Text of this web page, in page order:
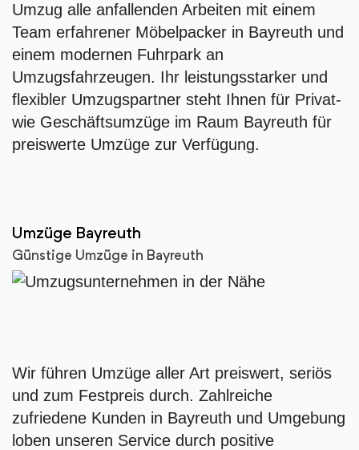
Umzug alle anfallenden Arbeiten mit einem
Team erfahrener Möbelpacker in Bayreuth und
einem modernen Fuhrpark an
Umzugsfahrzeugen. Ihr leistungsstarker und
flexibler Umzugspartner steht Ihnen für Privat-
wie Geschäftsumzüge im Raum Bayreuth für
preiswerte Umzüge zur Verfügung.
Umzüge Bayreuth
Günstige Umzüge in Bayreuth
Wir führen Umzüge aller Art preiswert, seriös
und zum Festpreis durch. Zahlreiche
zufriedene Kunden in Bayreuth und Umgebung
loben unseren Service durch positive